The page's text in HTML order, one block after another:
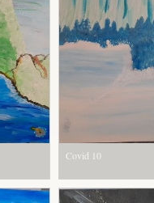
Covid 10